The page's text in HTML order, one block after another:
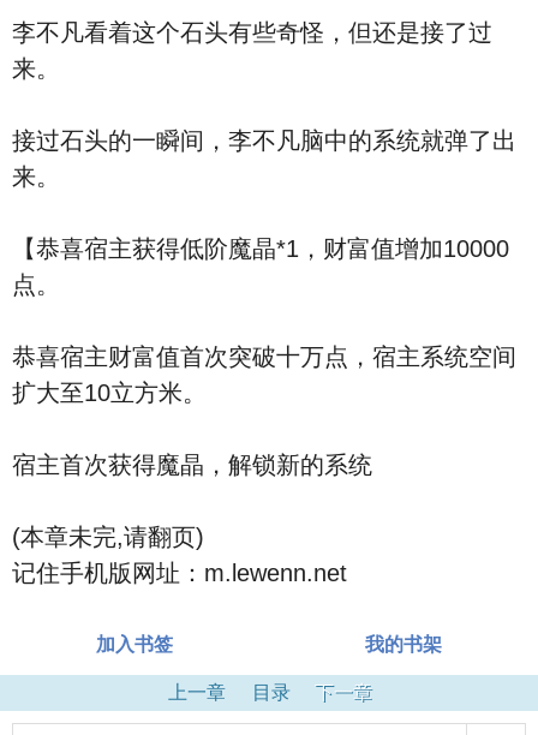
李不凡看着这个石头有些奇怪，但还是接了过
来。
接过石头的一瞬间，李不凡脑中的系统就弹了出
来。
【恭喜宿主获得低阶魔晶*1，财富值增加10000
点。
恭喜宿主财富值首次突破十万点，宿主系统空间
扩大至10立方米。
宿主首次获得魔晶，解锁新的系统
(本章未完,请翻页)
记住手机版网址：m.lewenn.net
加入书签 我的书架
上一章 目录 下一章